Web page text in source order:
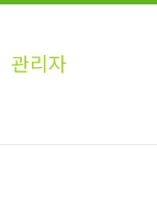
관리자